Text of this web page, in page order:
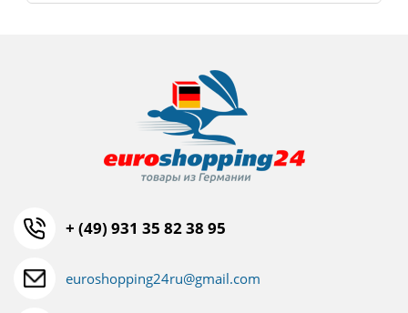
+ (49) 931 35 82 38 95
euroshopping24ru@gmail.com